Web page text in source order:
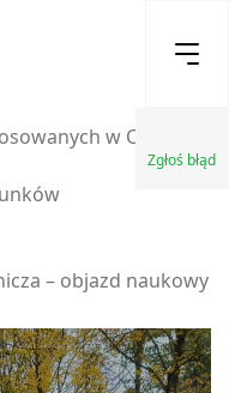
Zgłoś błąd
w Chełmie
– objazd naukowy